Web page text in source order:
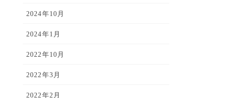
2024年10月
2024年1月
2022年10月
2022年3月
2022年2月